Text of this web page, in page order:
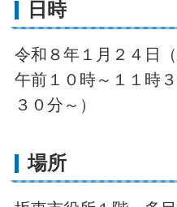
日時
令和８年１月２４日（
午前１０時～１１時
３０分～）
場所